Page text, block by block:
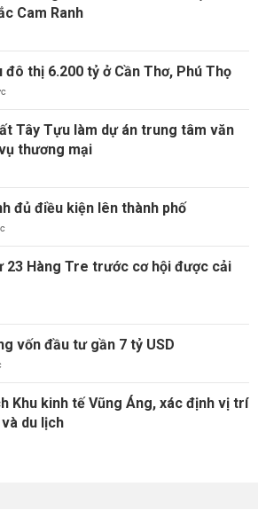
Cam Ranh
đô thị 6.200 tỷ ở Cần Thơ, Phú Thọ
Tây Tựu làm dự án trung tâm văn
thương mại
đủ điều kiện lên thành phố
23 Hàng Tre trước cơ hội được cải
vốn đầu tư gần 7 tỷ USD
Khu kinh tế Vũng Áng, xác định vị trí
du lịch